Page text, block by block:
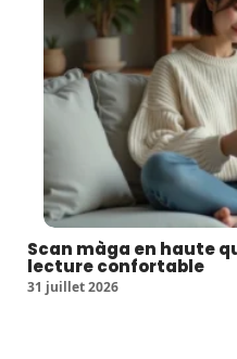
Scan màga en haute
lecture confortable
31 juillet 2026